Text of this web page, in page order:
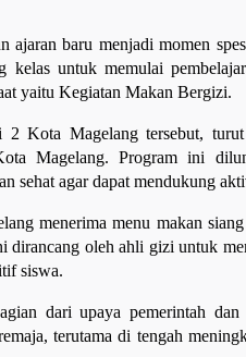
ajaran baru menjadi momen
untuk memulai
yaitu Kegiatan Makan Bergizi.
Kota Magelang tersebut,
Magelang. Program ini
sehat agar dapat mendukung
menerima menu makan
dirancang oleh ahli gizi untuk
siswa.
dari upaya pemerintah
terutama di tengah